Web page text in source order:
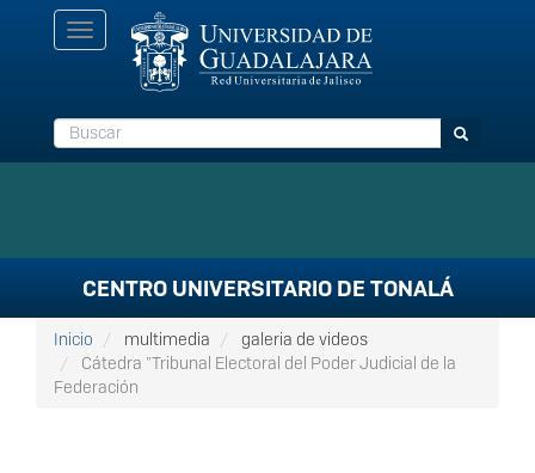
Toggle
navigation
Buscar Buscar
CENTRO UNIVERSITARIO DE TONALÁ
Inicio multimedia
galeria de videos
Cátedra "Tribunal Electoral del Poder Judicial de la
Federación